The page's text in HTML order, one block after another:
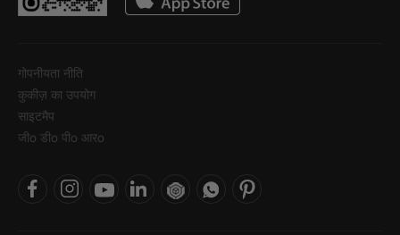
गोपनीयता नीति
कुकीज़ का उपयोग
साइटमैप
जीo डीo पीo आरo